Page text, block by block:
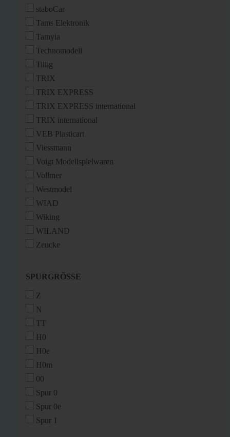
staboCar
Tams Elektronik
Tamyia
Technomodell
Tillig
TRIX
TRIX EXPRESS
TRIX EXPRESS international
TRIX international
VEB Plasticart
Viessmann
Voigt Modellspielwaren
Vollmer
Westmodel
WIAD
Wiking
WILAND
Zeucke
SPURGRÖSSE
SPURGRÖSSE
Z
N
TT
H0
H0e
H0m
00
Spur 0
Spur 0e
Spur 1